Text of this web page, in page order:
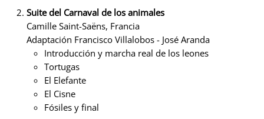
Suite del Carnaval de los animales
Camille Saint-Saëns, Francia
Adaptación Francisco Villalobos - José Aranda
Introducción y marcha real de los leones
Tortugas
El Elefante
El Cisne
Fósiles y final